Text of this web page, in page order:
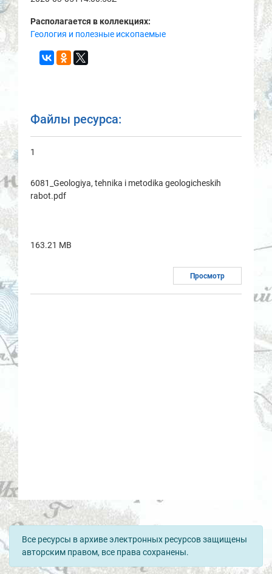
Располагается в коллекциях:
Геология и полезные ископаемые
Файлы ресурса:
1
6081_Geologiya, tehnika i metodika geologicheskih
rabot.pdf
163.21 MB
Просмотр
Все ресурсы в архиве электронных ресурсов защищены
авторским правом, все права сохранены.